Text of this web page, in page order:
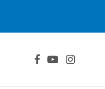
FACEBOOK
YOUTUBE